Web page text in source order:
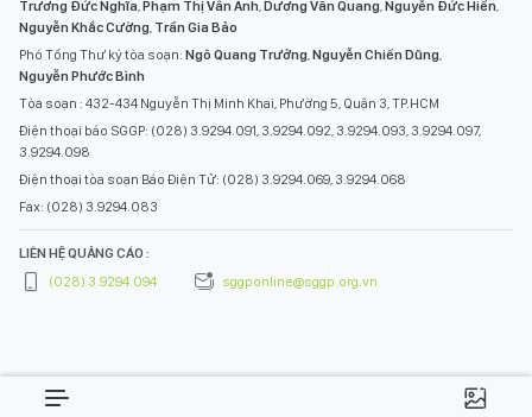
Thông tin và Truyền thông cấp ngày 06-09-2023.
Tổng Biên tập:Nguyễn Khắc Văn
Phó Tổng Biên tập:Nguyễn Ngọc Anh
Trương Đức Nghĩa ,Phạm Thị Vân Anh,Dương Văn Quang ,Nguyễn Đức Hiển
Nguyễn Khắc Cường ,Trần Gia Bảo
Phó Tổng Thư ký tòa soạn:
Nguyễn Phước Bình
Tòa soạn : 432-434 Nguyễn Thị Minh Khai, Phường 5, Quận 3, TP.HCM
Điện thoại báo SGGP: (028) 3.9294.091, 3.9294.092, 3.9294.093, 3.9294.097,
3.9294.098
Điện thoại tòa soạn Báo Điện Tử: (028) 3.9294.069, 3.9294.068
(028) 3.9294.094
sggponline@sggp.org.vn